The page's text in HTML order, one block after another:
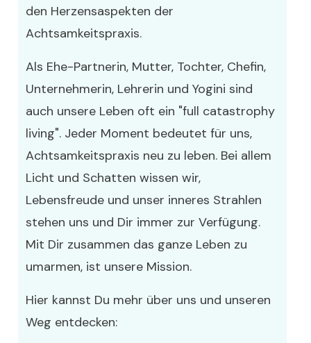
den Herzensaspekten der
Achtsamkeitspraxis.
Als Ehe-Partnerin, Mutter, Tochter, Chefin,
Unternehmerin, Lehrerin und Yogini sind
auch unsere Leben oft ein "full catastrophy
living". Jeder Moment bedeutet für uns,
Achtsamkeitspraxis neu zu leben. Bei allem
Licht und Schatten wissen wir,
Lebensfreude und unser inneres Strahlen
stehen uns und Dir immer zur Verfügung.
Mit Dir zusammen das ganze Leben zu
umarmen, ist unsere Mission.
Hier kannst Du mehr über uns und unseren
Weg entdecken: